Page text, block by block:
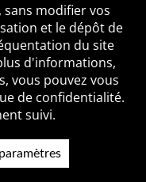
légales
Accessibilité
Contact
modifier vos
et le dépôt de
du site
d'informations,
vous pouvez vous
de confidentialité.
suivi.